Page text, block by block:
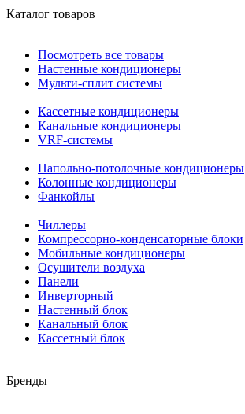
Каталог товаров
Посмотреть все товары
Настенные кондиционеры
Мульти-сплит системы
Кассетные кондиционеры
Канальные кондиционеры
VRF-системы
Напольно-потолочные кондиционеры
Колонные кондиционеры
Фанкойлы
Чиллеры
Компрессорно-конденсаторные блоки
Мобильные кондиционеры
Осушители воздуха
Панели
Инверторный
Настенный блок
Канальный блок
Кассетный блок
Бренды